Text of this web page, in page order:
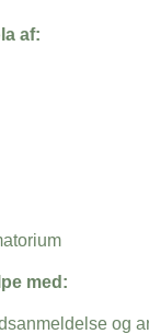
af:
med:
og